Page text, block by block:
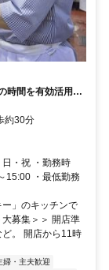
時間を有効活用】
約30分
・祝 ・勤務時
15:00 ・最低勤務
」のキッチンで
募集＞＞ 開店準
。 開店から11時
婦・主夫歓迎